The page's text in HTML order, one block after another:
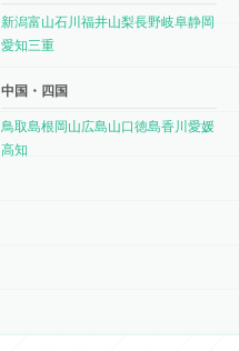
新潟富山石川 福井山梨長野岐阜静岡
愛知三重
中国・四国
鳥取島根岡山広島山口徳島香川 愛媛
高知